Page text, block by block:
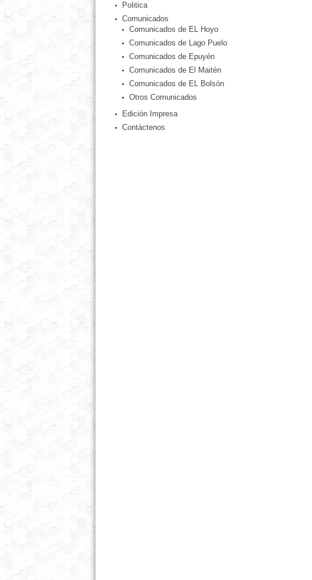
Politica
Comunicados
Comunicados de EL Hoyo
Comunicados de Lago Puelo
Comunicados de Epuyén
Comunicados de El Maitén
Comunicados de EL Bolsón
Otros Comunicados
Edición Impresa
Contáctenos